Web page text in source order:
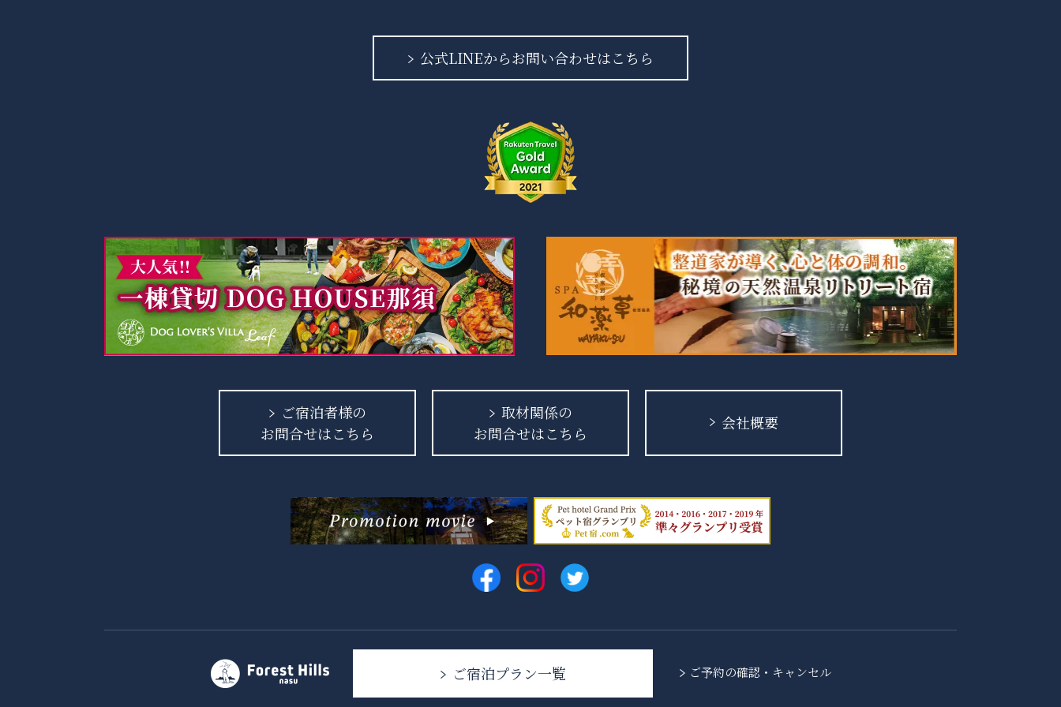
公式LINEからお問い合わせはこちら
ご宿泊者様の
お問合せはこちら
取材関係の
お問合せはこちら
会社概要
ご宿泊プラン一覧 ご予約の確認・キャンセル